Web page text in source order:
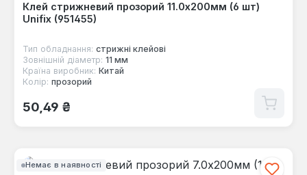
Клей стрижневий прозорий 11.0х200мм (6 шт)
Unifix (951455)
Тип обладнання: стрижні клейові
Зовнішній діаметр: 11 мм
Країна виробник: Китай
Колір: прозорий
Звичайна ціна:
50,49 ₴
Немає в наявності